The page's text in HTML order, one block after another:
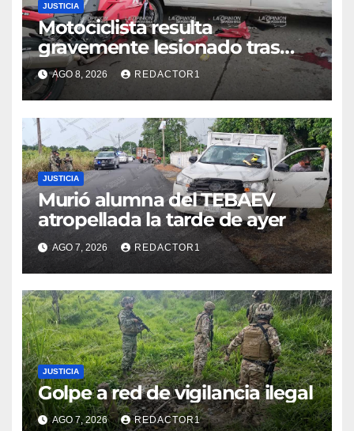
JUSTICIA
Motociclista resulta
gravemente lesionado tras
choque en la colonia Ricardo
Flores Magón
AGO 8, 2026 REDACTOR1
JUSTICIA
Murió alumna del TEBAEV
atropellada la tarde de ayer
AGO 7, 2026 REDACTOR1
JUSTICIA
Golpe a red de vigilancia ilegal
AGO 7, 2026 REDACTOR1